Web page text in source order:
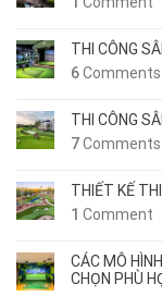
THI CÔNG
6Comments
THI CÔNG
7Comments
THIẾT KẾ
1 Comment
CÁC MÔ
CHỌN PHÙ